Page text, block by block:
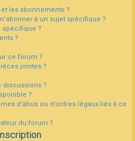
les abonnements ?
à un sujet spécifique ?
spécifique ?
?
ce forum ?
jointes ?
discussions ?
?
d’abus ou d’ordres légaux liés à ce
du forum ?